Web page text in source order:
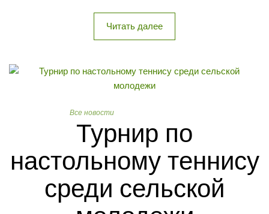
Читать далее
Все новости
Турнир по
настольному теннису
среди сельской